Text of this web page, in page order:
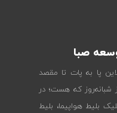
صبا
پا به پات تا مقصد
شبانه‌روز که هست؛ در
بلیط هواپیما، بلیط